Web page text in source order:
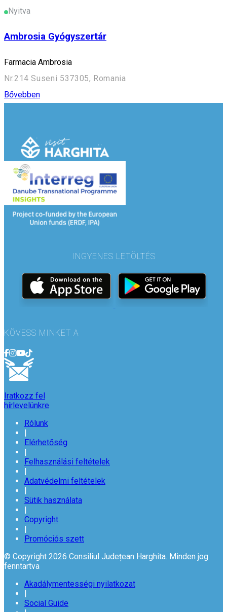
Nyitva
Ambrosia Gyógyszertár
Farmacia Ambrosia
Nr.214 Suseni 537305, Romania
Bővebben
INGYENES LETÖLTÉS
KÖVESS MINKET A
Iratkozz fel
hírlevelünkre
Rólunk
Elérhetőség
Felhasználási feltételek
Adatvédelmi feltételek
Sütik használata
Copyright
Promóciós szett
© Copyright 2026 Consiliul Județean Harghita. Minden jog
fenntartva
Akadálymentességi nyilatkozat
Social Guide